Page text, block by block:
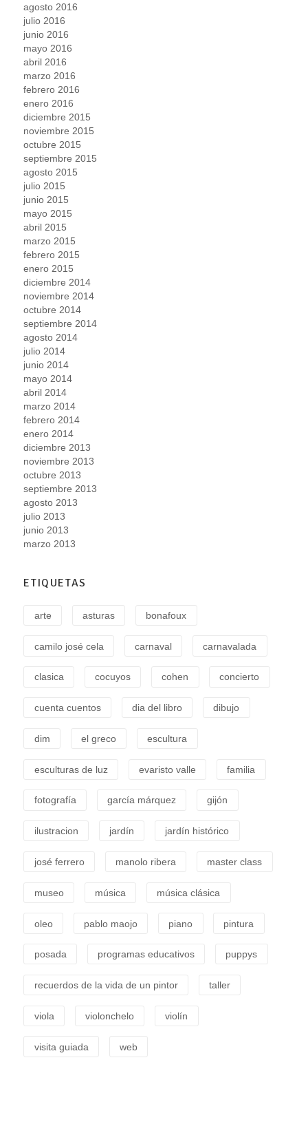
agosto 2016
julio 2016
junio 2016
mayo 2016
abril 2016
marzo 2016
febrero 2016
enero 2016
diciembre 2015
noviembre 2015
octubre 2015
septiembre 2015
agosto 2015
julio 2015
junio 2015
mayo 2015
abril 2015
marzo 2015
febrero 2015
enero 2015
diciembre 2014
noviembre 2014
octubre 2014
septiembre 2014
agosto 2014
julio 2014
junio 2014
mayo 2014
abril 2014
marzo 2014
febrero 2014
enero 2014
diciembre 2013
noviembre 2013
octubre 2013
septiembre 2013
agosto 2013
julio 2013
junio 2013
marzo 2013
ETIQUETAS
arte asturas bonafoux
camilo josé cela carnaval carnavalada
clasica cocuyos cohen concierto
cuenta cuentos dia del libro dibujo
dim el greco escultura
esculturas de luz evaristo valle familia
fotografía garcía márquez gijón
ilustracion jardín jardín histórico
josé ferrero manolo ribera master class
museo música música clásica
oleo pablo maojo piano pintura
posada programas educativos puppys
recuerdos de la vida de un pintor taller
viola violonchelo violín
visita guiada web